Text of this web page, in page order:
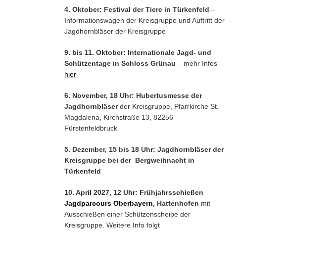
4. Oktober: Festival der Tiere in Türkenfeld –
Informationswagen der Kreisgruppe und Auftritt der
Jagdhornbläser der Kreisgruppe
9. bis 11. Oktober: Internationale Jagd- und
Schützentage in Schloss Grünau – mehr Infos
hier
6. November, 18 Uhr: Hubertusmesse der
Jagdhornbläserder Kreisgruppe, Pfarrkirche St.
Magdalena, Kirchstraße 13, 82256
Fürstenfeldbruck
5. Dezember, 15 bis 18 Uhr: Jagdhornbläser der
Kreisgruppe bei der Bergweihnacht in
Türkenfeld
10. April 2027, 12 Uhr: Frühjahrsschießen
Jagdparcours Oberbayern, Hattenhofen mit
Ausschießen einer Schützenscheibe der
Kreisgruppe. Weitere Info folgt